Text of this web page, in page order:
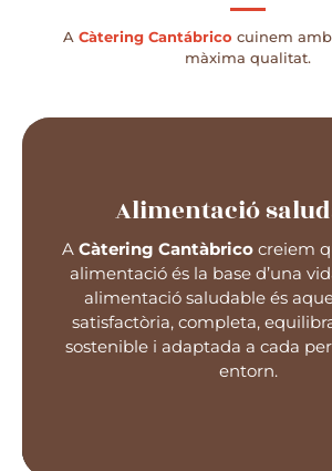
A Càtering Cantábrico cuinem
màxima qualitat.
Alimentació
A Càtering Cantàbricocreiem
alimentació és la base d’una
alimentació saludable és
satisfactòria, completa,
sostenible i adaptada a cada
entorn.
Alimentació